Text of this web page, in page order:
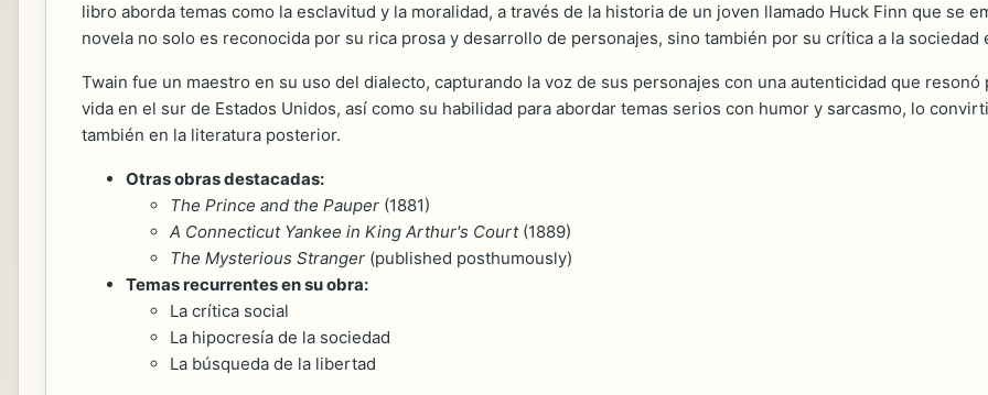
libro aborda temas como la esclavitud y la moralidad, a través de la historia de un joven llamado Huck Finn que se
novela no solo es reconocida por su rica prosa y desarrollo de personajes, sino también por su crítica a la sociedad
Twain fue un maestro en su uso del dialecto, capturando la voz de sus personajes con una autenticidad que
vida en el sur de Estados Unidos, así como su habilidad para abordar temas serios con humor y sarcasmo, lo
también en la literatura posterior.
Otras obras destacadas:
The Prince and the Pauper (1881)
A Connecticut Yankee in King Arthur's Court(1889)
The Mysterious Stranger (published posthumously)
Temas recurrentes en su obra:
La crítica social
La hipocresía de la sociedad
La búsqueda de la libertad